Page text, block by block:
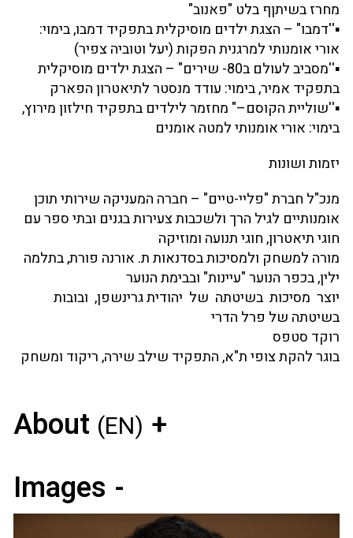
מחרז בשיתןף בלט "פאנוב"
▪''דמבו" – הצגת ילדים מוסיקלית בתפקיד דמבו, בימוי:
אורי אומנותי למרגנית הפקות (יעל וטוביה צפיר)
▪''מסביב לעולם ב80- שירים" – הצגת ילדים מוסיקלית
בתפקיד אמיר, בימוי: עודד מנסטר לתיאטרון הפארק
▪''שוליית הקוסם–" מחזמר לילדים בתפקיד חילזון מירוץ,
בימוי: אורי אומנותי למטה אומנים
יזמות ושונות
מנכ"ל חברת "פליי-טיים" – חברה המעניקה שירותי תוכן
אומנותיים לגיל הרך ולשכבות צעירות בגנים ובתי ספר עם
חוגי תיאטרון, חוגי תנועה ומוזיקה
מורה למשחק ולמסיכות בסדנאות ת. אורנה פורת, בתלמה
ילין, בכפר הנוער "עיינות" ובבימת הנוער
יוצר מסיכות בשיטתה של יהודית גרינשפן, ובובות
בשיטתה של פרל הדרי
רוקד סטפס
בוגר להקת צופי ת"א, התפקיד שילב שירה, ריקוד ומשחק
About (EN)
Images